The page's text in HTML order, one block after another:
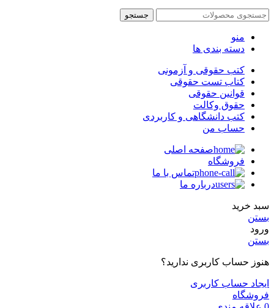
جستجو
منو
دسته بندی ها
کتب حقوقی و آزمونی
کتاب تست حقوقی
قوانین حقوقی
حقوق وکالت
کتب دانشگاهی و کاربردی
حساب من
صفحه اصلی
فروشگاه
تماس با ما
درباره ما
سبد خرید
بستن
ورود
بستن
هنوز حساب کاربری ندارید؟
ایجاد حساب کاربری
فروشگاه